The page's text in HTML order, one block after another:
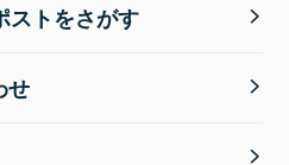
ストをさがす
せ